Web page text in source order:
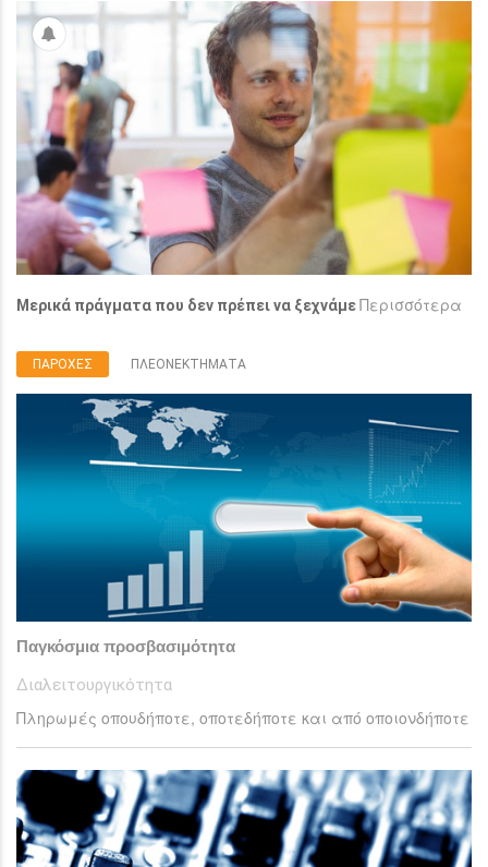
Μερικά πράγματα που δεν πρέπει να ξεχνάμεΠερισσότερα
ΠΑΡΟΧΕΣ ΠΛΕΟΝΕΚΤΗΜΑΤΑ
Παγκόσμια προσβασιμότητα
Διαλειτουργικότητα
Πληρωμές οπουδήποτε, οποτεδήποτε και από οποιονδήποτε